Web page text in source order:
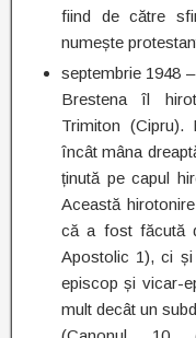
fiind de către
numește
septembrie 1948
Brestena îl
Trimiton (Cipru).
încât mâna
ținută pe capul
Această
că a fost făcută
Apostolic 1), ci
episcop și vicar-
mult decât un